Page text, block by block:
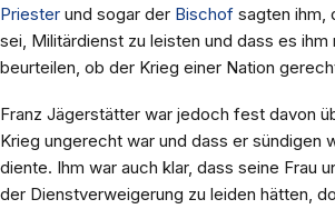
Priester und sogar der Bischof sagten ihm,
sei, Militärdienst zu leisten und dass es ihm
beurteilen, ob der Krieg einer Nation
Franz Jägerstätter war jedoch fest davon
Krieg ungerecht war und dass er sündigen
diente. Ihm war auch klar, dass seine Frau
der Dienstverweigerung zu leiden hätten,